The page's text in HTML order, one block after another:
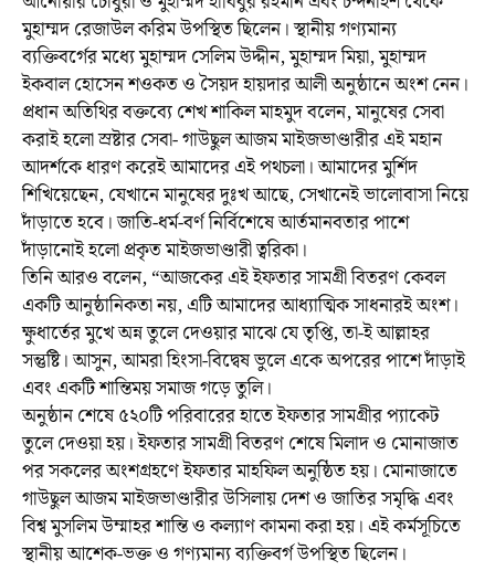
মুহাম্মদ রেজাউল করিম উপস্থিত ছিলেন। স্থানীয় গণ্যমান্য
ব্যক্তিবর্গের মধ্যে মুহাম্মদ সেলিম উদ্দীন, মুহাম্মদ মিয়া, মুহাম্মদ
ইকবাল হোসেন শওকত ও সৈয়দ হায়দার আলী অনুষ্ঠানে অংশ নেন।
প্রধান অতিথির বক্তব্যে শেখ শাকিল মাহমুদ বলেন, মানুষের সেবা
করাই হলো স্রষ্টার সেবা- গাউছুল আজম মাইজভাণ্ডারীর এই মহান
আদর্শকে ধারণ করেই আমাদের এই পথচলা। আমাদের মুর্শিদ
শিখিয়েছেন, যেখানে মানুষের দুঃখ আছে, সেখানেই ভালোবাসা নিয়ে
দাঁড়াতে হবে। জাতি-ধর্ম-বর্ণ নির্বিশেষে আর্তমানবতার পাশে
দাঁড়ানোই হলো প্রকৃত মাইজভাণ্ডারী ত্বরিকা।
তিনি আরও বলেন, “আজকের এই ইফতার সামগ্রী বিতরণ কেবল
একটি আনুষ্ঠানিকতা নয়, এটি আমাদের আধ্যাত্মিক সাধনারই অংশ।
ক্ষুধার্তের মুখে অন্ন তুলে দেওয়ার মাঝে যে তৃপ্তি, তা-ই আল্লাহর
সন্তুষ্টি। আসুন, আমরা হিংসা-বিদ্বেষ ভুলে একে অপরের পাশে দাঁড়াই
এবং একটি শান্তিময় সমাজ গড়ে তুলি।
অনুষ্ঠান শেষে ৫২০টি পরিবারের হাতে ইফতার সামগ্রীর প্যাকেট
তুলে দেওয়া হয়। ইফতার সামগ্রী বিতরণ শেষে মিলাদ ও মোনাজাত
পর সকলের অংশগ্রহণে ইফতার মাহফিল অনুষ্ঠিত হয়। মোনাজাতে
গাউছুল আজম মাইজভাণ্ডারীর উসিলায় দেশ ও জাতির সমৃদ্ধি এবং
বিশ্ব মুসলিম উম্মাহর শান্তি ও কল্যাণ কামনা করা হয়। এই কর্মসূচিতে
স্থানীয় আশেক-ভক্ত ও গণ্যমান্য ব্যক্তিবর্গ উপস্থিত ছিলেন।